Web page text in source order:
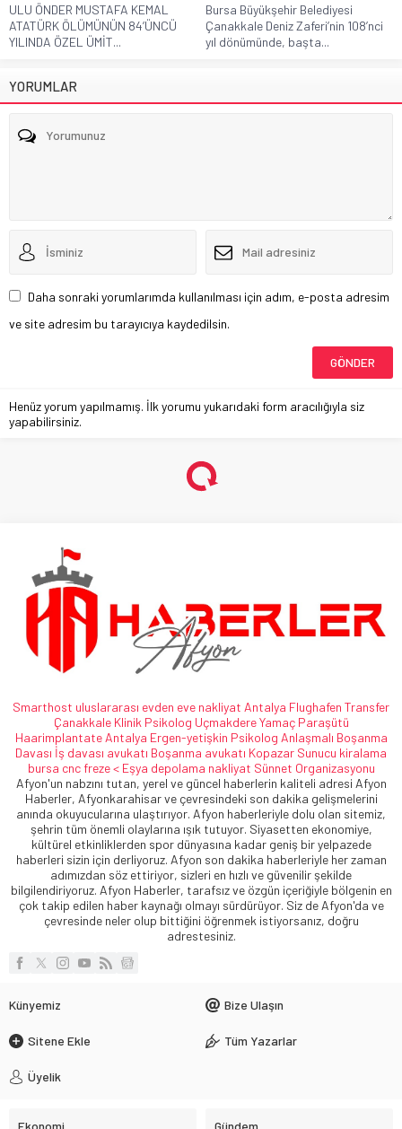
ULU ÖNDER MUSTAFA KEMAL
ATATÜRK ÖLÜMÜNÜN 84’ÜNCÜ
YILINDA ÖZEL ÜMİT...
Bursa Büyükşehir Belediyesi
Çanakkale Deniz Zaferi’nin 108’nci
yıl dönümünde, başta...
YORUMLAR
Daha sonraki yorumlarımda kullanılması için adım, e-posta adresim
ve site adresim bu tarayıcıya kaydedilsin.
Henüz yorum yapılmamış. İlk yorumu yukarıdaki form aracılığıyla siz
yapabilirsiniz.
Poli̇sler Kurtardı
Anasayfa»Gündem
ŞADIRVANDA MAHSUR KALAN KEDİYİ KAHRAMAN
POLİSLER KURTARDI. GÜNYÜZÜ İLÇESİ MEYDANINDA
TARİHİ ŞADIRVANIN KUBBESİNDE MAHSUR KALAN KEDİ,
ABONE OL A+
Günyüzü ilçesinde şadırvanın kubbesinde mahsur kalan kediyi
polis ekipleri kurtardı.
Günyüzü ilçesi meydanında bulunan tarihi şadırvanın kubbesine
bir kedi çıktı. Daha sonra geri inemeyen kedinin yardımına ise ilçe
emniyet müdürlüğüne bağlı ekipler yetişti. Mahsur kalan kedinin
seslerini duyan vatandaşlar durumu polis ekiplerine bildirdi. Olay
yerine gelen ekipler mahsur kalan kediyi tarihi şadırvana seyyar
merdiven dayayarak kurtardı. Yiyecek ve su verilen kedi daha
Şadırvanda Mahsur Kalan Kedi̇yi̇ Poli̇sler Kurtardı